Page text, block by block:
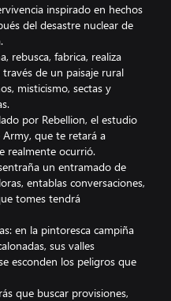
inspirado en hechos
del desastre nuclear de
rebusca, fabrica, realiza
de un paisaje rural
misticismo, sectas y
por Rebellion, el estudio
que te retará a
realmente ocurrió.
un entramado de
entablas conversaciones,
tomes tendrá
en la pintoresca campiña
sus valles
esconden los peligros que
que buscar provisiones,